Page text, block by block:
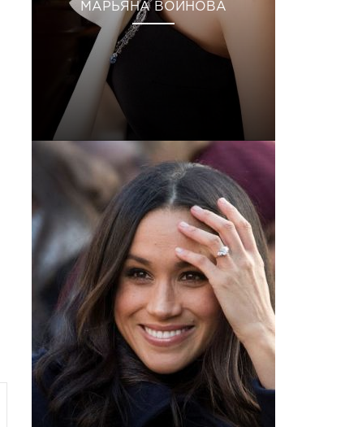
МАРЬЯНА ВОИНОВА